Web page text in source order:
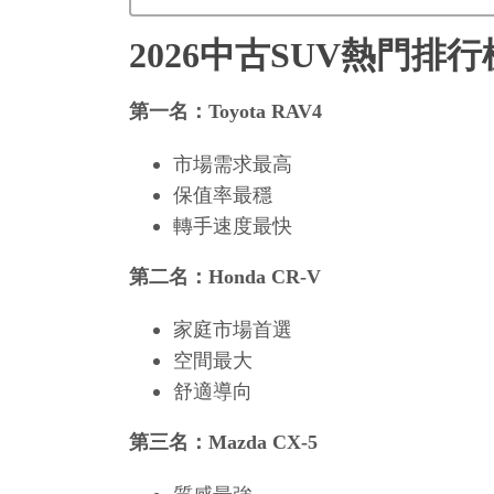
2026中古SUV熱門排行
第一名：Toyota RAV4
市場需求最高
保值率最穩
轉手速度最快
第二名：Honda CR-V
家庭市場首選
空間最大
舒適導向
第三名：Mazda CX-5